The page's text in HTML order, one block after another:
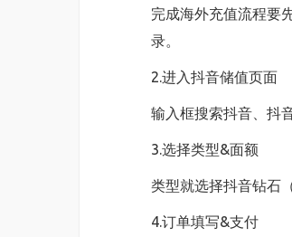
完成海外充值流程要
录。
2.进入抖音储值页面
输入框搜索抖音、抖
3.选择类型&面额
类型就选择抖音钻石
4.订单填写&支付